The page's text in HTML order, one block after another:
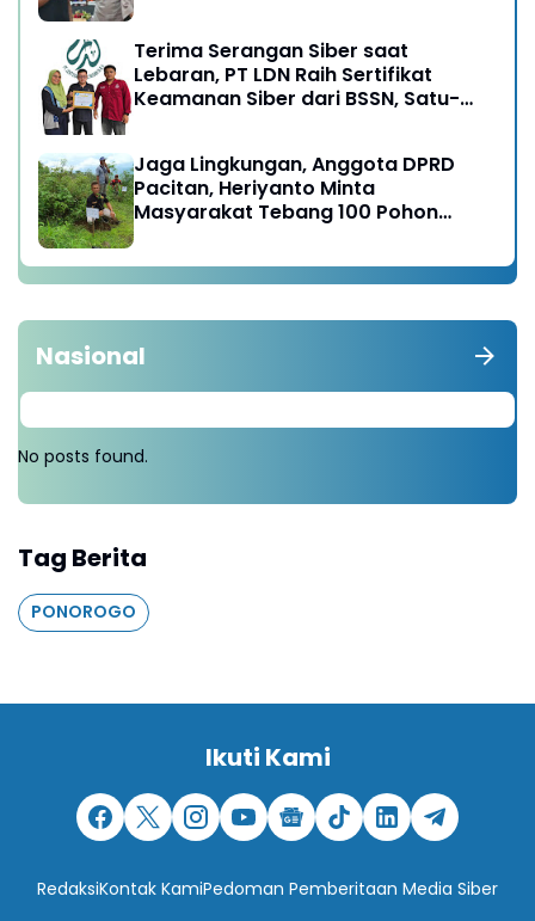
Terima Serangan Siber saat
Lebaran, PT LDN Raih Sertifikat
Keamanan Siber dari BSSN, Satu-
Jaga Lingkungan, Anggota DPRD
Pacitan, Heriyanto Minta
Masyarakat Tebang 100 Pohon
Nasional
No posts found.
Tag Berita
PONOROGO
Ikuti Kami
RedaksiKontak KamiPedoman Pemberitaan Media Siber